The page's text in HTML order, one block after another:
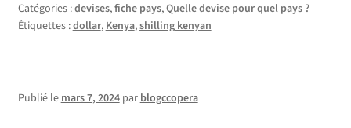
Catégories :devises,fiche pays,Quelle devise pour quel pays ?
Étiquettes :dollar,Kenya,shilling kenyan
Publié lemars 7, 2024 parblogccopera